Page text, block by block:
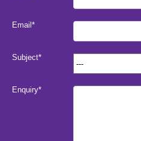
Email*
Subject*
Enquiry*